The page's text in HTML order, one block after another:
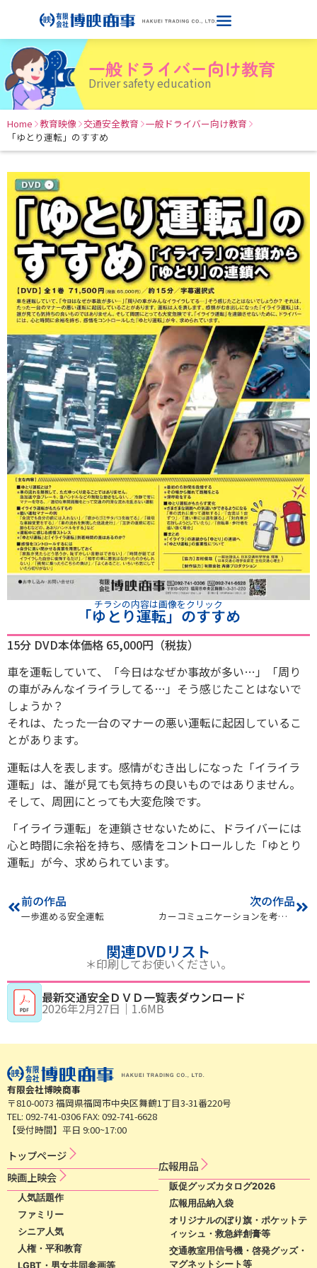
一般ドライバー向け教育
Driver safety education
Home 教育映像 交通安全教育 一般ドライバー向け教育
「ゆとり運転」のすすめ
チラシの内容は画像をクリック
「ゆとり運転」のすすめ
15分 DVD本体価格 65,000円（税抜）
車を運転していて、「今日はなぜか事故が多い…」「周り
の車がみんなイライラしてる…」そう感じたことはないで
しょうか？
それは、たった一台のマナーの悪い運転に起因しているこ
とがあります。
運転は人を表します。感情がむき出しになった「イライラ
運転」は、誰が見ても気持ちの良いものではありません。
そして、周囲にとっても大変危険です。
「イライラ運転」を連鎖させないために、ドライバーには
心と時間に余裕を持ち、感情をコントロールした「ゆとり
運転」が今、求められています。
前の作品
一歩進める安全運転
次の作品
カーコミュニケーションを考える
関連DVDリスト
＊印刷してお使いください。
最新交通安全ＤＶＤ一覧表ダウンロード
2026年2月27日 ｜ 1.6MB
有限会社博映商事
〒810-0073 福岡県福岡市中央区舞鶴1丁目3-31番220号
TEL: 092-741-0306 FAX: 092-741-6628
【受付時間】平日 9:00~17:00
トップページ
映​画​上​映​会​​
人気話題作
ファミリー
シニア人気
人権・平和教育
LGBT・男女共同参画等
広​報​用​品​
販促グッズカタログ2026
広報用品納入袋
オリジナルのぼり旗・ポケットテ
ィッシュ・救急絆創膏等
交通教室用信号機・啓発グッズ・
マグネットシート等